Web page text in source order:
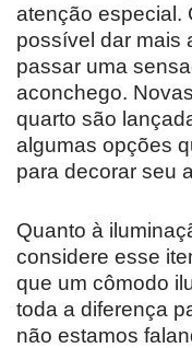
atenção especial.
possível dar mais
passar uma
aconchego.
quarto são
algumas opções
para decorar seu
Quanto à
considere esse
que um cômodo
toda a diferença
não estamos